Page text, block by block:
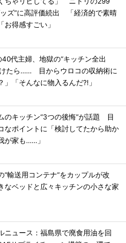
ッズ”に高評価続出 「経済的で素晴
お得感すごい」
代主婦、地獄の“キッチン全出
たら…… 目からウロコの収納術に
」「そんなに物入るんだ?!」
のキッチン“3つの後悔”が話題 目
なポイントに「検討してたから助か
が家も……」
“輸送用コンテナ”をカップルが改
ベッドと広々キッチンの小さな家
ニュース：福島県で廃食用油を回